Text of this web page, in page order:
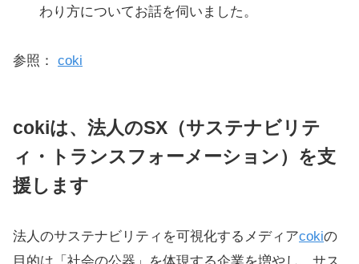
わり方についてお話を伺いました。
参照： coki
cokiは、法人のSX（サステナビリテ
ィ・トランスフォーメーション）を支
援します
法人のサステナビリティを可視化するメディアcokiの